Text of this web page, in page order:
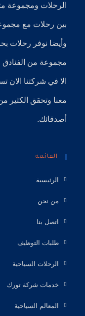
الرحلات ومجموعة
وأيضا نوفر رحلات
مجموعة من الفنادق
الا في شركتنا الان
معنا وتحقق الكثير
أصدقائك.
القائمة
الرئيسية
من نحن
اتصل بنا
طلبات التوظيف
الرحلات السياحية
خدمات شركة تورك
المعالم السياحية